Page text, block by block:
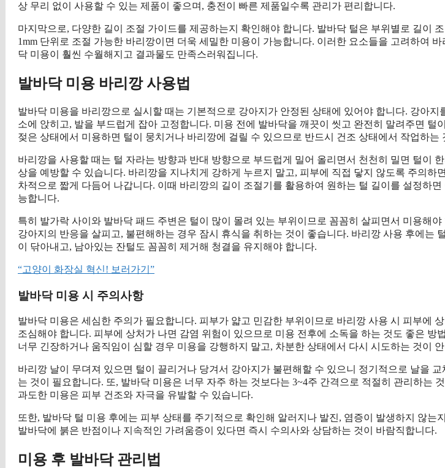
상 무리 없이 사용할 수 있는 제품이 좋으며, 충전이 빠른 제품일수록 관리가 편리합니다.
마지막으로, 다양한 길이 조절 가이드를 제공하는지 확인해야 합니다. 발바닥 털은 부위별로 길이
1mm 단위로 조절 가능한 바리깡이면 더욱 세밀한 미용이 가능합니다. 이러한 요소들을 고려하여
닥 미용이 훨씬 수월해지고 결과물도 만족스러워집니다.
발바닥 미용 바리깡 사용법
발바닥 미용을 바리깡으로 실시할 때는 기본적으로 강아지가 안정된 상태에 있어야 합니다. 강아지
소에 앉히고, 발을 부드럽게 잡아 고정합니다. 미용 전에 발바닥을 깨끗이 씻고 완전히 말려주면 털
젖은 상태에서 미용하면 털이 뭉치거나 바리깡에 걸릴 수 있으므로 반드시 건조 상태에서 작업하는
바리깡을 사용할 때는 털 자라는 방향과 반대 방향으로 부드럽게 밀어 올리면서 천천히 밀면 털이
상을 예방할 수 있습니다. 바리깡을 지나치게 강하게 누르지 말고, 피부에 직접 닿지 않도록 주의하
차적으로 짧게 다듬어 나갑니다. 이때 바리깡의 길이 조절기를 활용하여 원하는 털 길이를 설정하
능합니다.
특히 발가락 사이와 발바닥 패드 주변은 털이 많이 몰려 있는 부위이므로 꼼꼼히 살피면서 미용해
강아지의 반응을 살피고, 불편해하는 경우 잠시 휴식을 취하는 것이 좋습니다. 바리깡 사용 후에는
이 닦아내고, 남아있는 잔털도 꼼꼼히 제거해 청결을 유지해야 합니다.
“고양이 화장실 혁신! 보러가기”
발바닥 미용 시 주의사항
발바닥 미용은 세심한 주의가 필요합니다. 피부가 얇고 민감한 부위이므로 바리깡 사용 시 피부에
조심해야 합니다. 피부에 상처가 나면 감염 위험이 있으므로 미용 전후에 소독을 하는 것도 좋은 방
너무 긴장하거나 움직임이 심할 경우 미용을 강행하지 말고, 차분한 상태에서 다시 시도하는 것이
바리깡 날이 무뎌져 있으면 털이 끌리거나 당겨서 강아지가 불편해할 수 있으니 정기적으로 날을
는 것이 필요합니다. 또, 발바닥 미용은 너무 자주 하는 것보다는 3~4주 간격으로 적절히 관리하는
과도한 미용은 피부 건조와 자극을 유발할 수 있습니다.
또한, 발바닥 털 미용 후에는 피부 상태를 주기적으로 확인해 알러지나 발진, 염증이 발생하지 않는
발바닥에 붉은 반점이나 지속적인 가려움증이 있다면 즉시 수의사와 상담하는 것이 바람직합니다.
미용 후 발바닥 관리법